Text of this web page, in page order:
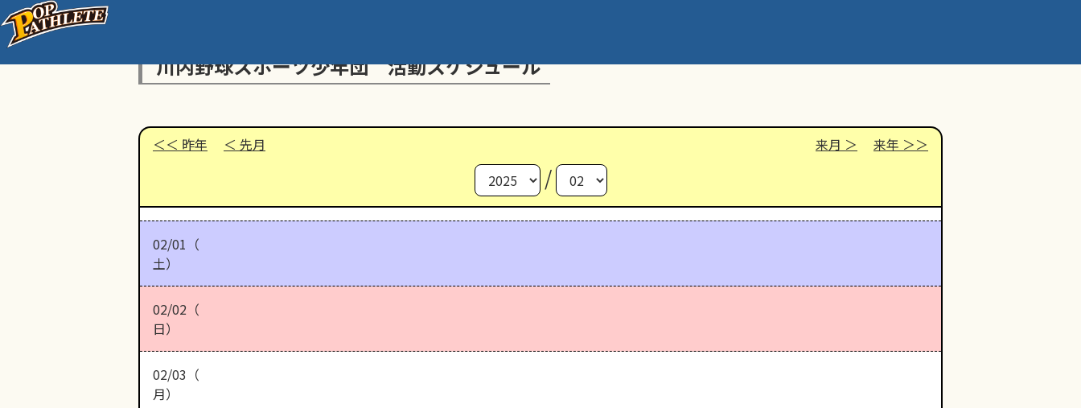
川内野球スポーツ少年団 活動スケジュール
昨年 先月 来月 来年
/
02/01（
土）
02/02（
日）
02/03（
月）